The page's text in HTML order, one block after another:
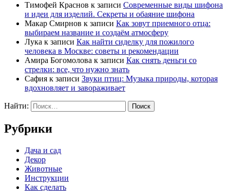
Тимофей Краснов к записи Современные виды шифона
и идеи для изделий. Секреты и обаяние шифона
Макар Смирнов к записи Как зовут приемного отца:
выбираем название и создаём атмосферу
Лука к записи Как найти сиделку для пожилого
человека в Москве: советы и рекомендации
Амира Богомолова к записи Как снять деньги со
стрелки: все, что нужно знать
Сафия к записи Звуки птиц: Музыка природы, которая
вдохновляет и завораживает
Найти:
Рубрики
Дача и сад
Декор
Животные
Инструкции
Как сделать